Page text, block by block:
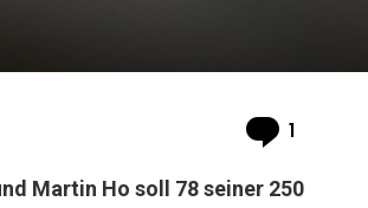
1
Martin Ho soll 78 seiner 250